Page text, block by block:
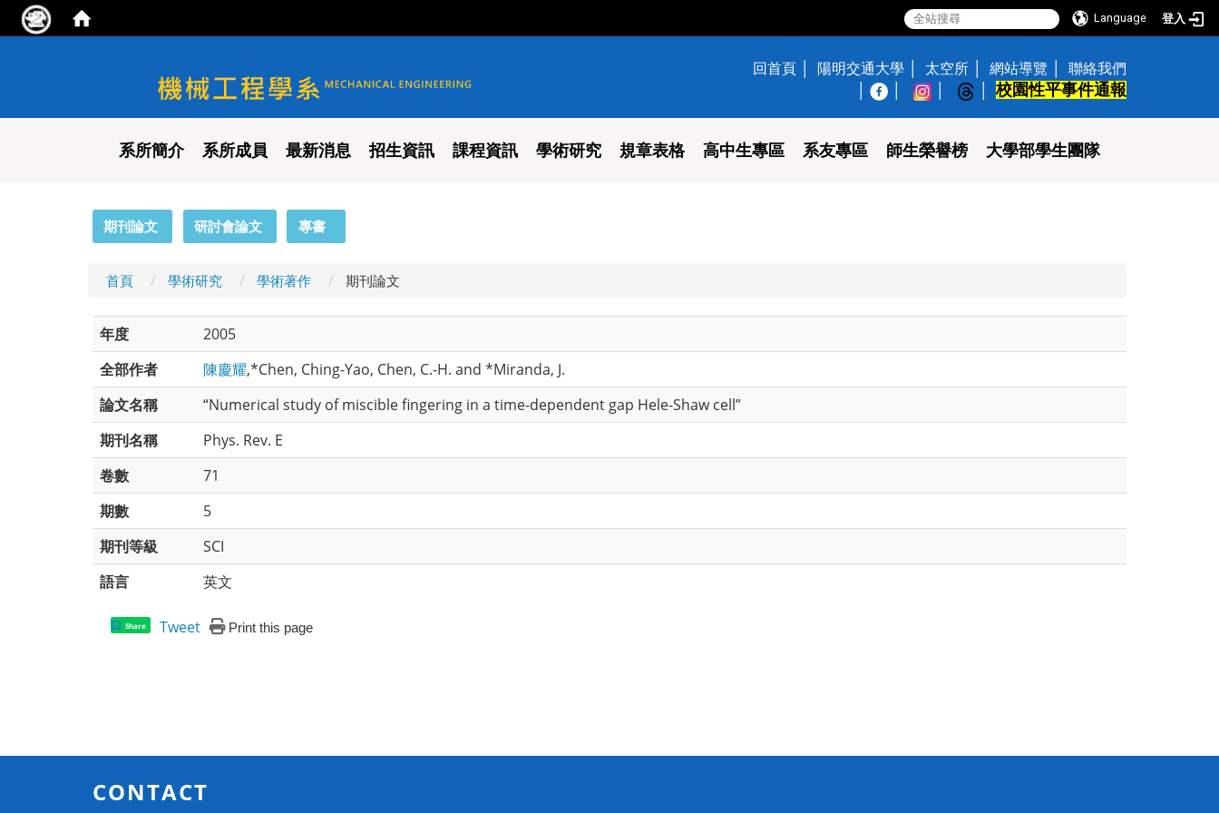
Language 登入
國立陽明交通大學 機械工程學系
回首頁 陽明交通大學 太空所 網站導覽
聯絡我們
校園性平事件通報
系所簡介 系所成員 最新消息 招生資訊 課程資訊 學術研究 規章表格 高中生專區 系友專區 師生榮譽榜 大學部學生團隊
期刊論文 研討會論文 專書
首頁 學術研究 學術著作 期刊論文
年度
2005
全部作者
陳慶耀,*Chen, Ching-Yao, Chen, C.-H. and *Miranda, J.
論文名稱
“Numerical study of miscible fingering in a time-dependent gap Hele-Shaw cell”
期刊名稱
Phys. Rev. E
卷數
71
期數
5
期刊等級
SCI
語言
英文
Share Tweet Print this page
CONTACT